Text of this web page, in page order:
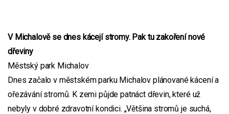
V Michalově se dnes kácejí stromy. Pak tu zakoření nové
dřeviny
Městský park Michalov
Dnes začalo v městském parku Michalov plánované kácení a
ořezávání stromů. K zemi půjde patnáct dřevin, které už
nebyly v dobré zdravotní kondici. „Většina stromů je suchá,